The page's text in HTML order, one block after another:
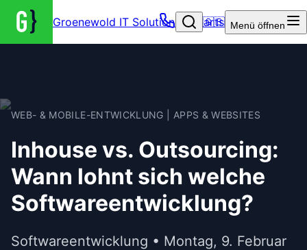
Groenewold IT Solutions – Startseite
🇬🇧 Menü öffnen
WEB- & MOBILE-ENTWICKLUNG | APPS & WEBSITES
Inhouse vs. Outsourcing:
Wann lohnt sich welche
Softwareentwicklung?
Softwareentwicklung • Montag, 9. Februar